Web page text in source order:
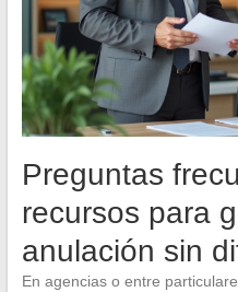
Preguntas
recursos para
anulación sin
En agencias o entre